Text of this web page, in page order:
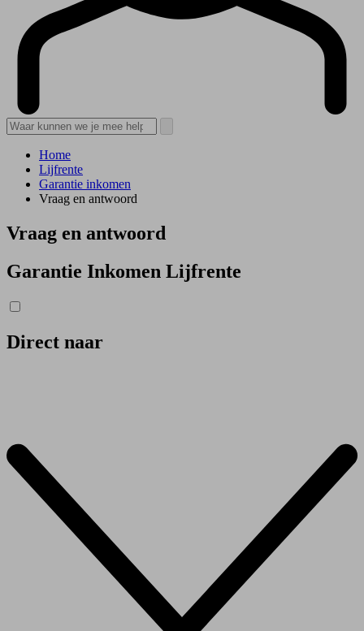
Home
Lijfrente
Garantie inkomen
Vraag en antwoord
Vraag en antwoord
Garantie Inkomen Lijfrente
Direct naar